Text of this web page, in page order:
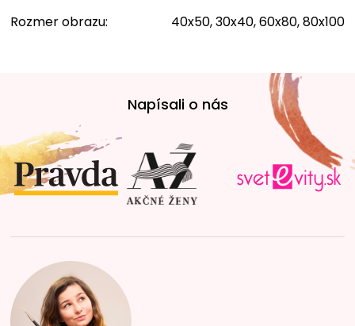
Rozmer obrazu: 40x50, 30x40, 60x80, 80x100
t
i
e
Napísali o nás